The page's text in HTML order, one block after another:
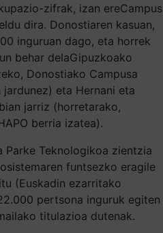
zifrak, izan ereCampus
dira. Donostiaren kasuan,
inguruan dago, eta horrek
behar delaGipuzkoako
Donostiako Campusa
eta Hernani eta
jarriz (horretarako,
berria izatea).
Teknologikoa zientzia
funtsezko eragile
(Euskadin ezarritako
pertsona inguruk egiten
titulazioa dutenak.